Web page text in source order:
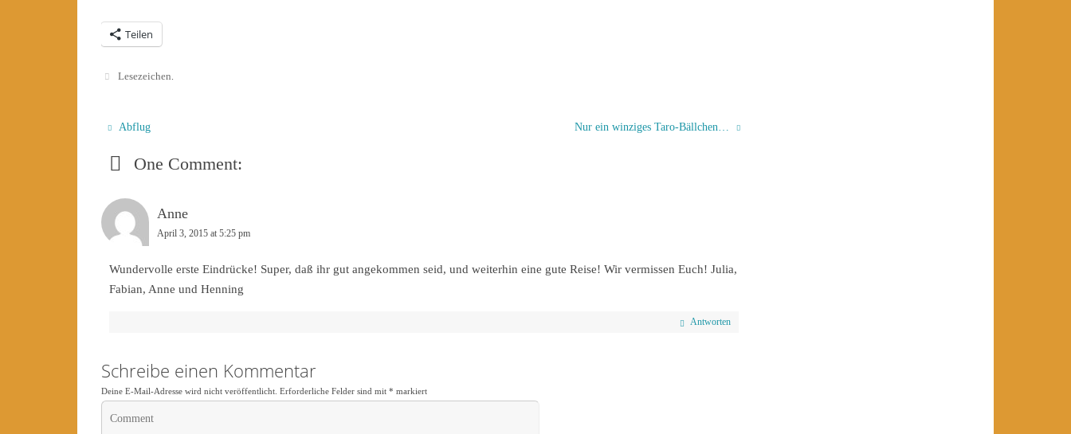
Teilen
Lesezeichen.
Abflug Nur ein winziges Taro-Bällchen…
One Comment:
Anne
April 3, 2015 at 5:25 pm
Wundervolle erste Eindrücke! Super, daß ihr gut angekommen seid, und weiterhin eine gute Reise! Wir vermissen Euch! Julia,
Fabian, Anne und Henning
Antworten
Schreibe einen Kommentar
Deine E-Mail-Adresse wird nicht veröffentlicht. Erforderliche Felder sind mit * markiert